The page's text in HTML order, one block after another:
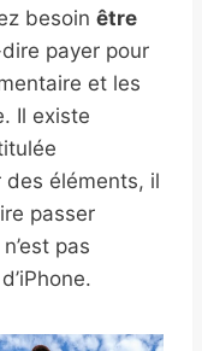
besoin être
dire payer pour
et les
Il existe
des éléments, il
passer
pas